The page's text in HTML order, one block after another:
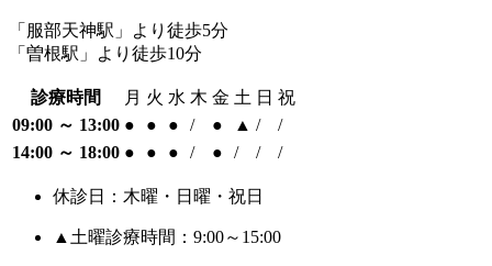
「服部天神駅」より徒歩5分
「曽根駅」より徒歩10分
診療時間 月 火 水 木 金 土 日 祝
09:00 ～ 13:00 ● ● ● / ● ▲ /
/
14:00 ～ 18:00 ● ● ● / ● / / /
休診日：木曜・日曜・祝日
▲土曜診療時間：9:00～15:00